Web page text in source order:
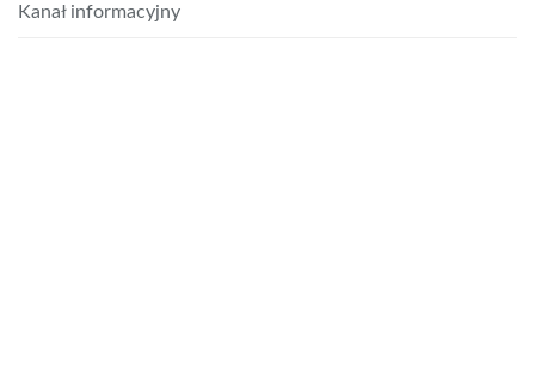
Kanał informacyjny